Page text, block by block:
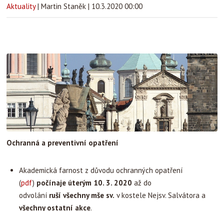
Aktuality | Martin Staněk | 10.3.2020 00:00
Ochranná a preventivní opatření
Akademická farnost z důvodu ochranných opatření
(pdf) počínaje úterým 10. 3. 2020 až do
odvolání ruší všechny mše sv. v kostele Nejsv. Salvátora a
všechny ostatní akce.